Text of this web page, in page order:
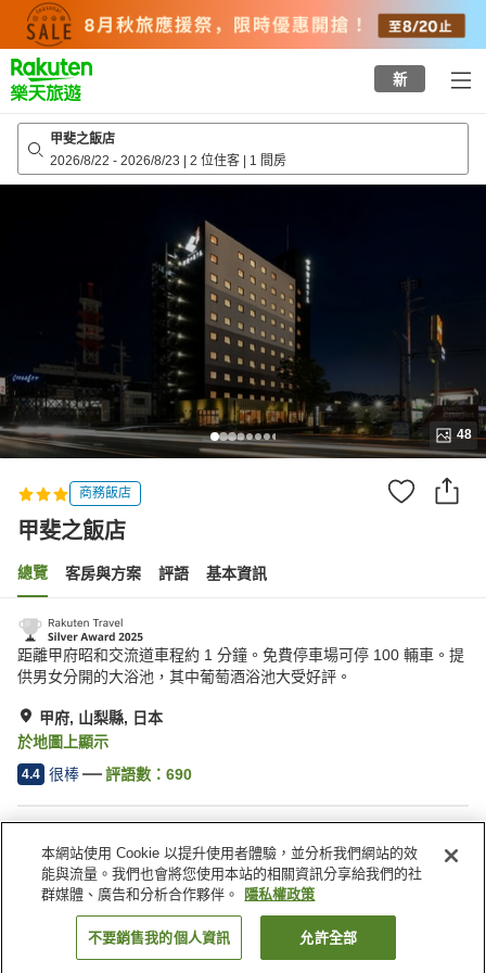
top
page
新
甲斐之飯店
2026/8/22 - 2026/8/23 | 2 位住客 | 1 間房
48
商務飯店
甲斐之飯店
總覽 客房與方案 評語 基本資訊
距離甲府昭和交流道車程約 1 分鐘。免費停車場可停 100 輛車。提
供男女分開的大浴池，其中葡萄酒浴池大受好評。
甲府, 山梨縣, 日本
於地圖上顯示
4.4 很棒 評語數： 690
停車場
三溫暖
Spa／美容沙龍
居酒屋區
日本 山梨縣 甲府 甲斐之飯店
找客房
本網站使用 Cookie 以提升使用者體驗，並分析我們網站的效
能與流量。我們也會將您使用本站的相關資訊分享給我們的社
群媒體、廣告和分析合作夥伴。
隱私權政策
不要銷售我的個人資訊 允許全部